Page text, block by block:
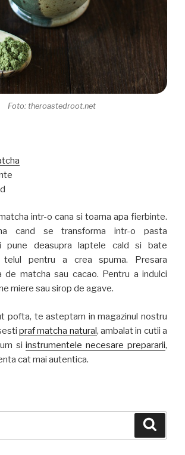
Foto: theroastedroot.net
intr-o cana si toarna apa fierbinte.
cand se transforma intr-o pasta
pune deasupra laptele cald si bate
telul pentru a crea spuma. Presara
de matcha sau cacao. Pentru a indulci
miere sau sirop de agave.
pofta, te asteptam in magazinul nostru
praf matcha natural, ambalat in cutii a
siinstrumentele necesare prepararii,
cat mai autentica.